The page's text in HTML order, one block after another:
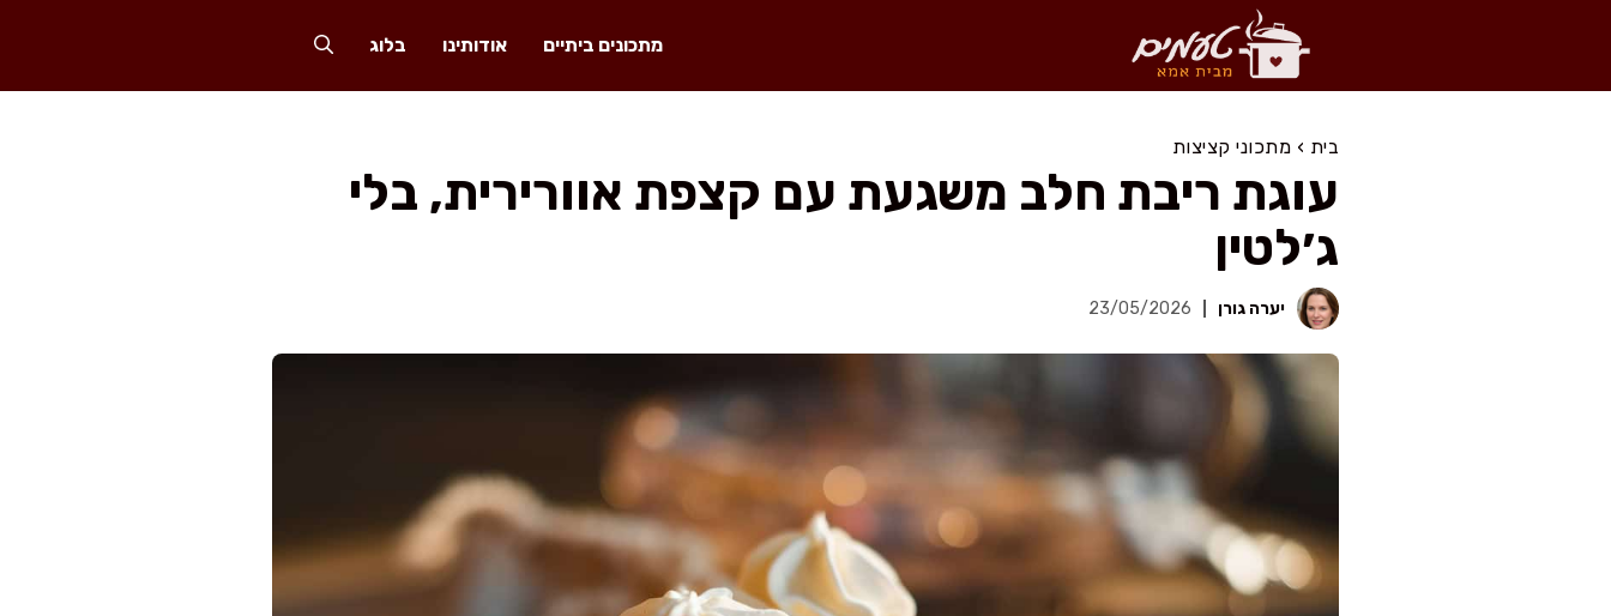
מתכונים ביתיים אודותינו בלוג
בית › מתכוני קציצות
עוגת ריבת חלב משגעת עם קצפת אוורירית, בלי
ג׳לטין
יערה גורן 23/05/2026